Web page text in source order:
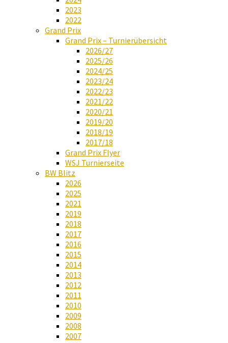
2023
2022
Grand Prix
Grand Prix – Turnierübersicht
2026/27
2025/26
2024/25
2023/24
2022/23
2021/22
2020/21
2019/20
2018/19
2017/18
Grand Prix Flyer
WSJ Turnierseite
BW Blitz
2026
2025
2021
2019
2018
2017
2016
2015
2014
2013
2012
2011
2010
2009
2008
2007